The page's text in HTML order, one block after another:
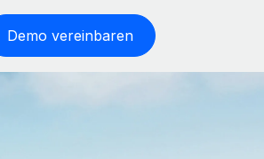
Demo vereinbaren